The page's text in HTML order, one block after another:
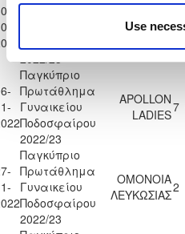
Use
Πρωτάθλημα
2022/23
ΛΕΥΚΟΘΕΑ
ΛΑΤΣΙΩΝ4
Παγκύπριο
Πρωτάθλημα
Γυναικείου
Ποδοσφαίρου
2022/23
APOLLON
LADIES7
Παγκύπριο
Πρωτάθλημα
Γυναικείου
Ποδοσφαίρου
2022/23
ΟΜΟΝΟΙΑ
ΛΕΥΚΩΣΙΑΣ2